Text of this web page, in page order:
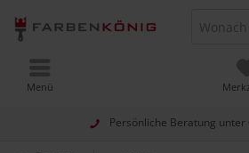
Persönliche Beratung unter
Menü